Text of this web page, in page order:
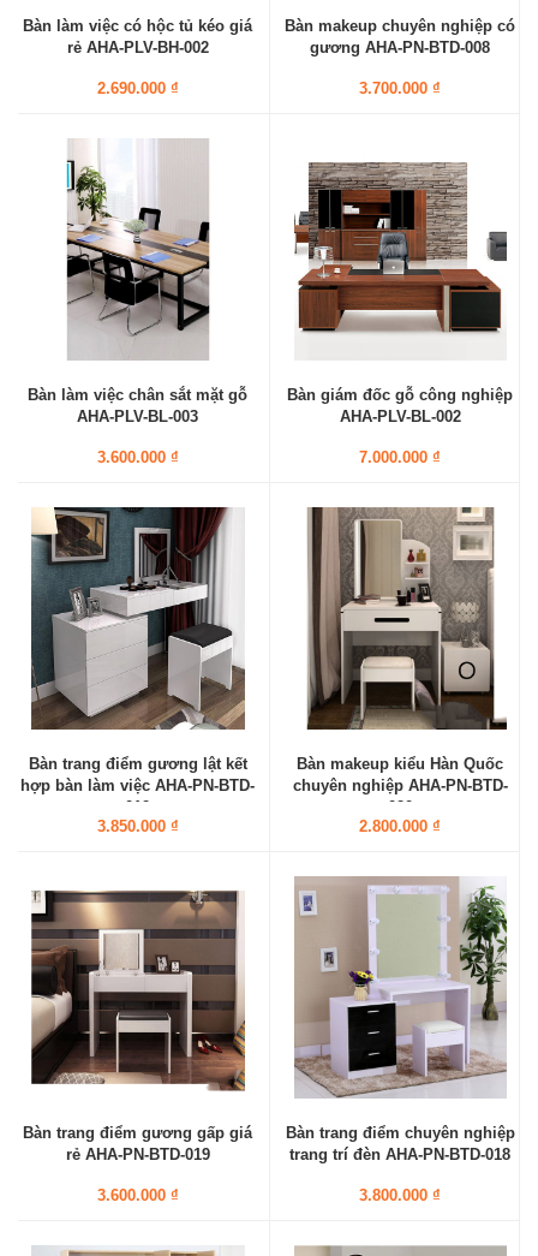
Bàn làm việc có hộc tủ kéo giá
rẻ AHA-PLV-BH-002
2.690.000 ₫
Bàn makeup chuyên nghiệp có
gương AHA-PN-BTD-008
3.700.000 ₫
Bàn làm việc chân sắt mặt gỗ
AHA-PLV-BL-003
3.600.000 ₫
Bàn giám đốc gỗ công nghiệp
AHA-PLV-BL-002
7.000.000 ₫
Bàn trang điểm gương lật kết
hợp bàn làm việc AHA-PN-BTD-
012
3.850.000 ₫
Bàn makeup kiểu Hàn Quốc
chuyên nghiệp AHA-PN-BTD-
020
2.800.000 ₫
Bàn trang điểm gương gấp giá
rẻ AHA-PN-BTD-019
3.600.000 ₫
Bàn trang điểm chuyên nghiệp
trang trí đèn AHA-PN-BTD-018
3.800.000 ₫